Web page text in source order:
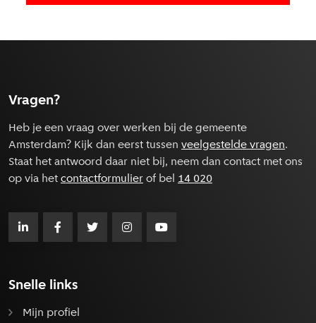
Vragen?
Heb je een vraag over werken bij de gemeente
Amsterdam? Kijk dan eerst tussen veelgestelde vragen.
Staat het antwoord daar niet bij, neem dan contact met ons
op via hetcontactformulierof bel 14 020
Snelle links
Mijn profiel